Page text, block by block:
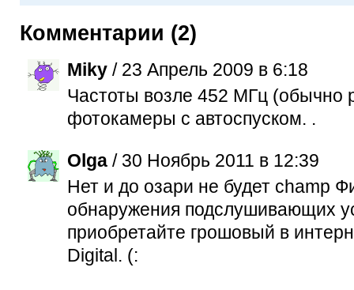
Комментарии (2)
Miky / 23 Апрель 2009 в 6:18
Частоты возле 452 МГц (обычно
фотокамеры с автоспуском. .
Olga / 30 Ноябрь 2011 в 12:39
Нет и до озари не будет champ
обнаружения подслушивающих
приобретайте грошовый в
Digital. (: